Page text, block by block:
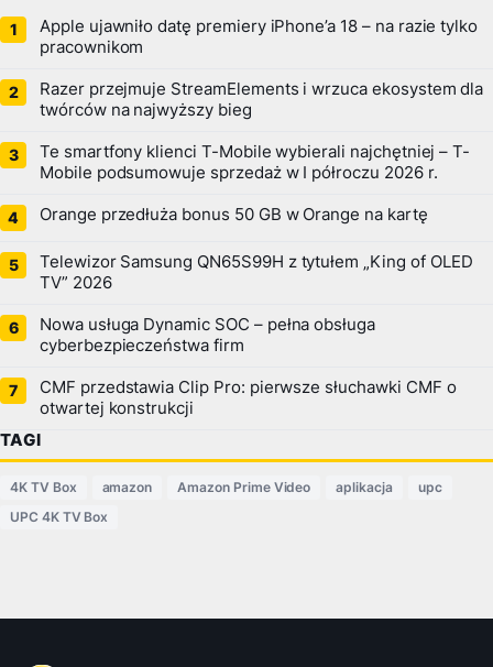
Apple ujawniło datę premiery iPhone’a 18 – na razie tylko
pracownikom
Razer przejmuje StreamElements i wrzuca ekosystem dla
twórców na najwyższy bieg
Te smartfony klienci T-Mobile wybierali najchętniej – T-
Mobile podsumowuje sprzedaż w I półroczu 2026 r.
Orange przedłuża bonus 50 GB w Orange na kartę
Telewizor Samsung QN65S99H z tytułem „King of OLED
TV” 2026
Nowa usługa Dynamic SOC – pełna obsługa
cyberbezpieczeństwa firm
CMF przedstawia Clip Pro: pierwsze słuchawki CMF o
otwartej konstrukcji
TAGI
4K TV Box amazon Amazon Prime Video aplikacja
upc
UPC 4K TV Box